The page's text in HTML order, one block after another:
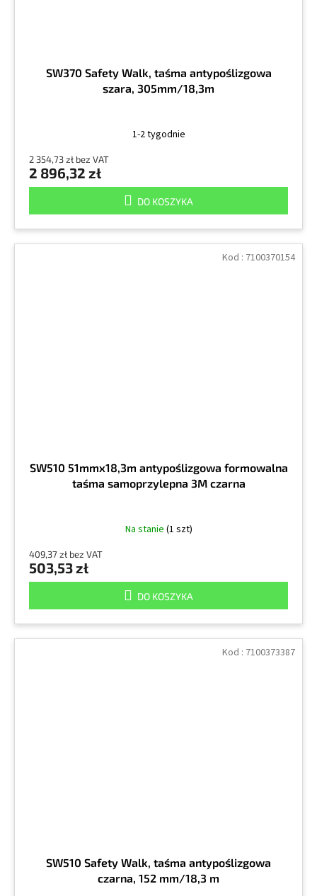
SW370 Safety Walk, taśma antypoślizgowa
szara, 305mm/18,3m
1-2 tygodnie
2 354,73 zł bez VAT
2 896,32 zł
DO KOSZYKA
SW510 51mmx18,3m antypoślizgowa formowalna
taśma samoprzylepna 3M czarna
Na stanie (1 szt)
409,37 zł bez VAT
503,53 zł
DO KOSZYKA
Kod : 7100370154
SW510 Safety Walk, taśma antypoślizgowa
czarna, 152 mm/18,3 m
Kod : 7100373387